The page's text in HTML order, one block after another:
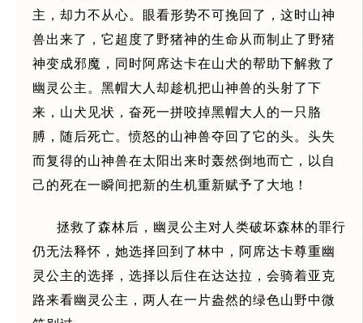
主，却力不从心。眼看形势不可挽回了，这时山神
兽出来了，它超度了野猪神的生命从而制止了野猪
神变成邪魔，同时阿席达卡在山犬的帮助下解救了
幽灵公主。黑帽大人却趁机把山神兽的头射了下
来，山犬见状，奋死一拼咬掉黑帽大人的一只胳
膊，随后死亡。愤怒的山神兽夺回了它的头。头失
而复得的山神兽在太阳出来时轰然倒地而亡，以自
己的死在一瞬间把新的生机重新赋予了大地！
拯救了森林后，幽灵公主对人类破坏森林的罪行
仍无法释怀，她选择回到了林中，阿席达卡尊重幽
灵公主的选择，选择以后住在达达拉，会骑着亚克
路来看幽灵公主，两人在一片盎然的绿色山野中微